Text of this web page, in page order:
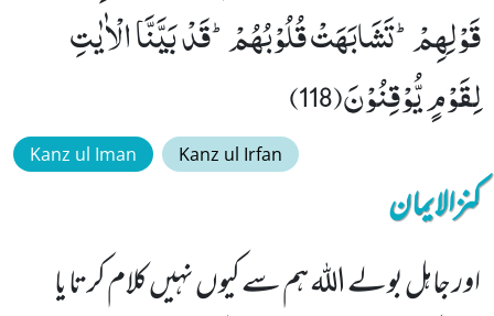
قَوْلِهِمْؕ-تَشَابَهَتْ قُلُوْبُهُمْؕ-قَدْ بَیَّنَّا الْاٰیٰتِ
لِقَوْمٍ یُّوْقِنُوْنَ(118)
Kanz ul Iman Kanz ul Irfan
کنزالایمان
اور جاہل بولے اللہ ہم سے کیوں نہیں کلام کرتا یا